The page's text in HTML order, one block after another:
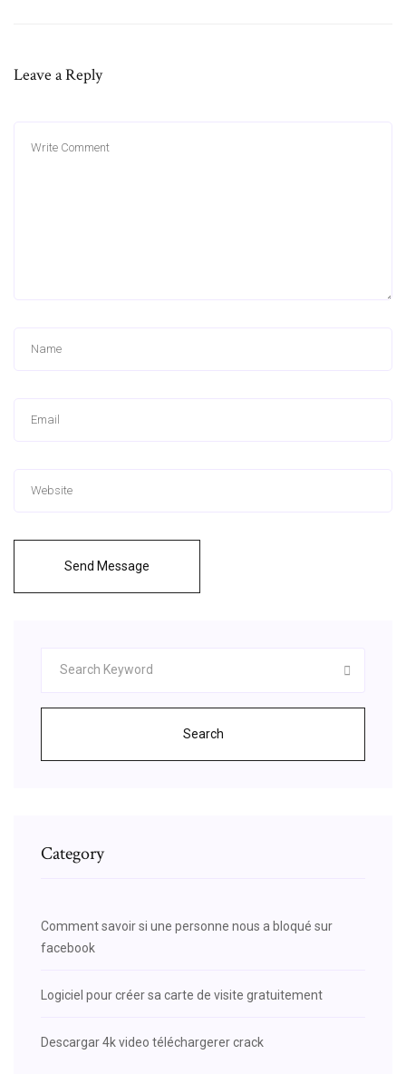
Leave a Reply
Send Message
Search
Category
Comment savoir si une personne nous a bloqué sur
facebook
Logiciel pour créer sa carte de visite gratuitement
Descargar 4k video téléchargerer crack